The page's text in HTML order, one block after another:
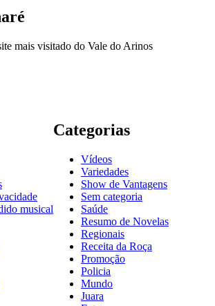
mais visitado do Vale do Arinos
musical
Categorias
Vídeos
Variedades
Show de Vantagens
Sem categoria
Saúde
Resumo de Novelas
Regionais
Receita da Roça
Promoção
Policia
Mundo
Juara